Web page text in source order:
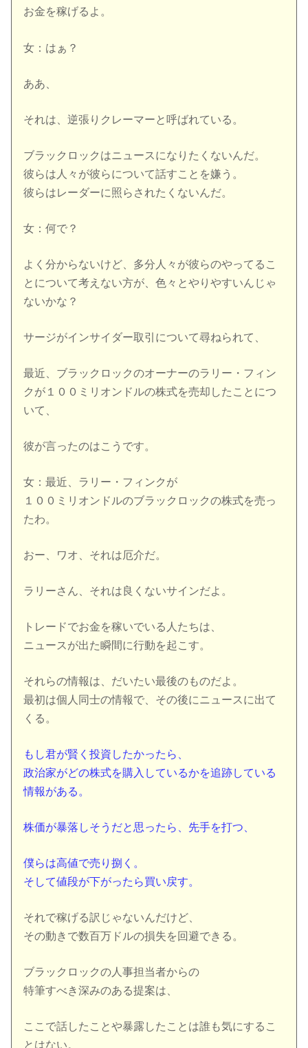
お金を稼げるよ。
女：はぁ？
ああ、
それは、逆張りクレーマーと呼ばれている。
ブラックロックはニュースになりたくないんだ。
彼らは人々が彼らについて話すことを嫌う。
彼らはレーダーに照らされたくないんだ。
女：何で？
よく分からないけど、多分人々が彼らのやってるこ
とについて考えない方が、色々とやりやすいんじゃ
ないかな？
サージがインサイダー取引について尋ねられて、
最近、ブラックロックのオーナーのラリー・フィン
クが１００ミリオンドルの株式を売却したことにつ
いて、
彼が言ったのはこうです。
女：最近、ラリー・フィンクが
１００ミリオンドルのブラックロックの株式を売っ
たわ。
おー、ワオ、それは厄介だ。
ラリーさん、それは良くないサインだよ。
トレードでお金を稼いでいる人たちは、
ニュースが出た瞬間に行動を起こす。
それらの情報は、だいたい最後のものだよ。
最初は個人同士の情報で、その後にニュースに出て
くる。
もし君が賢く投資したかったら、
政治家がどの株式を購入しているかを追跡している
情報がある。
株価が暴落しそうだと思ったら、先手を打つ、
僕らは高値で売り捌く。
そして値段が下がったら買い戻す。
それで稼げる訳じゃないんだけど、
その動きで数百万ドルの損失を回避できる。
ブラックロックの人事担当者からの
特筆すべき深みのある提案は、
ここで話したことや暴露したことは誰も気にするこ
とはない。